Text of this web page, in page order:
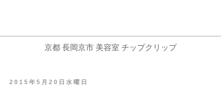
京都 長岡京市 美容室 チップクリップ
2015年5月20日水曜日